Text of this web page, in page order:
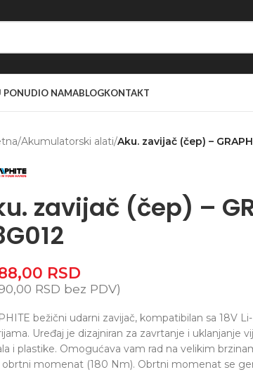
PONUDIO NAMABLOGKONTAKT
/Akumulatorski alati/Aku. zavijač (čep) –
zavijač (čep) –
RSD
RSD bez PDV)
bežični udarni zavijač, kompatibilan sa 18V
Uređaj je dizajniran za zavrtanje i uklanjanje
i plastike. Omogućava vam rad na velikim
obrtni momenat (180 Nm). Obrtni momenat se